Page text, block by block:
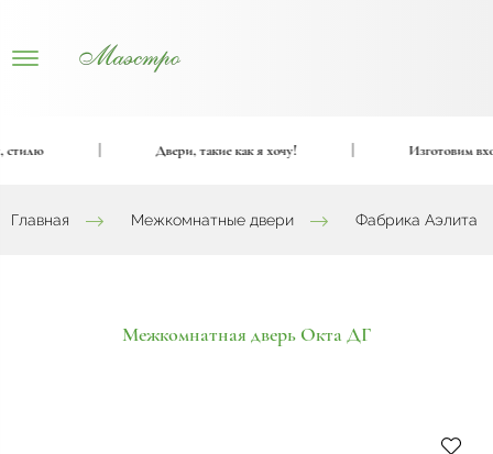
Двери, такие как я хочу! Изготовим
Главная Межкомнатные двери Фабрика Аэлита
Межкомнатная дверь Окта ДГ